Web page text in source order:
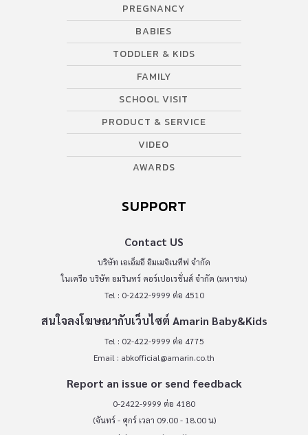
PREGNANCY
BABIES
TODDLER & KIDS
FAMILY
SCHOOL VISIT
PRODUCT & SERVICE
VIDEO
AWARDS
SUPPORT
Contact US
บริษัท เอเอ็มอี อิมเมจิเนทีฟ จำกัด
ในเครือ บริษัท อมรินทร์ คอร์เปอเรชั่นส์ จำกัด (มหาชน)
Tel : 0-2422-9999 ต่อ 4510
สนใจลงโฆษณากับเว็บไซต์ Amarin Baby&Kids
Tel : 02-422-9999 ต่อ 4775
Email : abkofficial@amarin.co.th
Report an issue or send feedback
0-2422-9999 ต่อ 4180
(จันทร์ - ศุกร์ เวลา 09.00 - 18.00 น)